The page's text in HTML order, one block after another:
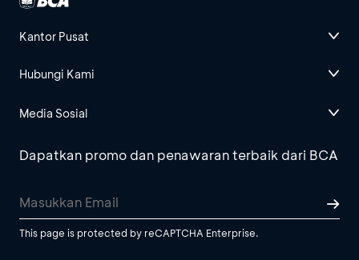
Kantor Pusat
Hubungi Kami
Media Sosial
Dapatkan promo dan penawaran terbaik dari BCA
This page is protected by reCAPTCHA Enterprise.